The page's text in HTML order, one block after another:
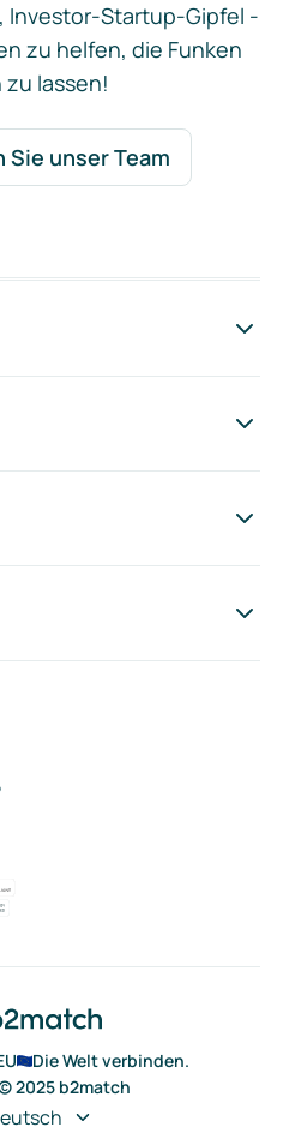
Investor-Startup-Gipfel -
zu helfen, die Funken
lassen!
unser Team
Die Welt verbinden.
2025 b2match